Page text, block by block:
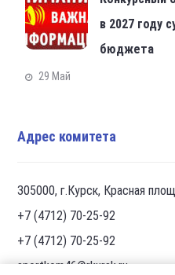
в 2027 году
бюджета
29 Май
Адрес комитета
305000, г.Курск, Красная
+7 (4712) 70-25-92
+7 (4712) 70-25-92
sportkom46@rkursk.ru